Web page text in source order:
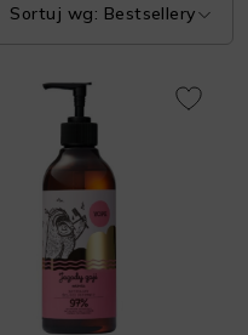
Sortuj wg: Bestsellery